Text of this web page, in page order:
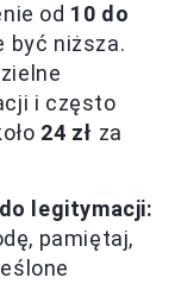
od 10 do
być niższa.
i często
24 zł za
legitymacji:
pamiętaj,